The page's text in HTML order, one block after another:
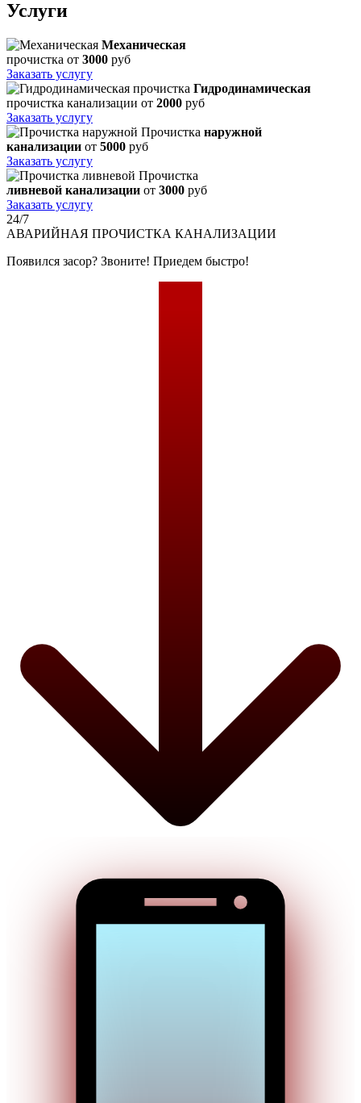
Услуги
Механическая
прочистка от 3000 руб
Заказать услугу
Гидродинамическая
прочистка канализации от 2000 руб
Заказать услугу
Прочистка наружной
канализации от 5000 руб
Заказать услугу
Прочистка
ливневой канализации от 3000 руб
Заказать услугу
24/7
АВАРИЙНАЯ ПРОЧИСТКА КАНАЛИЗАЦИИ
Появился засор? Звоните! Приедем быстро!